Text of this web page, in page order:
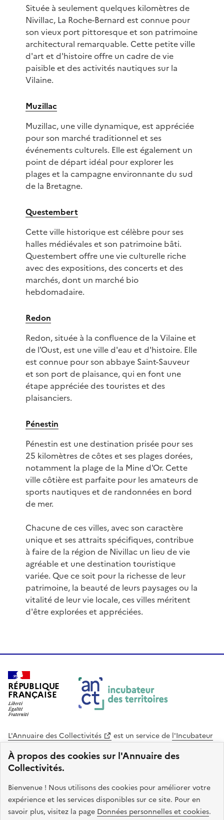
À propos des cookies sur l'Annuaire des
Collectivités.
Bienvenue ! Nous utilisons des cookies pour améliorer votre
expérience et les services disponibles sur ce site. Pour en
savoir plus, visitez la page Données personnelles et cookies.
Située à seulement quelques kilomètres de
Nivillac, La Roche-Bernard est connue pour
son vieux port pittoresque et son patrimoine
architectural remarquable. Cette petite ville
d'art et d'histoire offre un cadre de vie
paisible et des activités nautiques sur la
Vilaine.
Muzillac
Muzillac, une ville dynamique, est appréciée
pour son marché traditionnel et ses
événements culturels. Elle est également un
point de départ idéal pour explorer les
plages et la campagne environnante du sud
de la Bretagne.
Questembert
Cette ville historique est célèbre pour ses
halles médiévales et son patrimoine bâti.
Questembert offre une vie culturelle riche
avec des expositions, des concerts et des
marchés, dont un marché bio
hebdomadaire.
Redon
Redon, située à la confluence de la Vilaine et
de l'Oust, est une ville d'eau et d'histoire. Elle
est connue pour son abbaye Saint-Sauveur
et son port de plaisance, qui en font une
étape appréciée des touristes et des
plaisanciers.
Pénestin
Pénestin est une destination prisée pour ses
25 kilomètres de côtes et ses plages dorées,
notamment la plage de la Mine d'Or. Cette
ville côtière est parfaite pour les amateurs de
sports nautiques et de randonnées en bord
de mer.
Chacune de ces villes, avec son caractère
unique et ses attraits spécifiques, contribue
à faire de la région de Nivillac un lieu de vie
agréable et une destination touristique
variée. Que ce soit pour la richesse de leur
patrimoine, la beauté de leurs paysages ou la
vitalité de leur vie locale, ces villes méritent
d'être explorées et appréciées.
RÉPUBLIQUE
FRANÇAISE
L'Annuaire des Collectivités est un service de l'Incubateur
des Territoires
Cohésion des Territoires
. Le code source de ce site web
est disponible en licence libre. Le design de ce site est conçu
avec le système de design de l’État.
legifrance.gouv.fr info.gouv.fr